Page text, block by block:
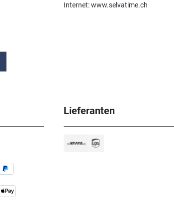
Internet: www.selvatime.ch
Lieferanten